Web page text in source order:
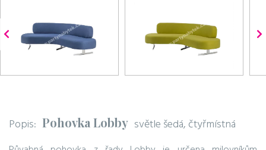
Popis: Pohovka Lobby světle šedá, čtyřmístná